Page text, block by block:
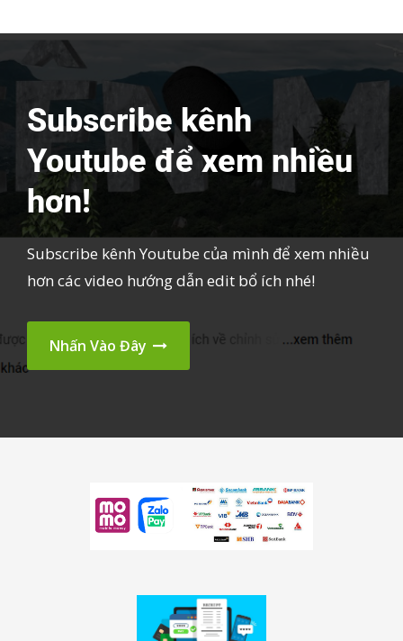
Subscribe kênh
Youtube để xem nhiều
hơn!
Subscribe kênh Youtube của mình để xem nhiều
hơn các video hướng dẫn edit bổ ích nhé!
Nhấn Vào Đây